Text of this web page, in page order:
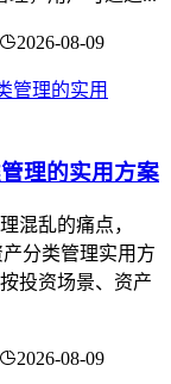
2026-08-09
理的实用方案
混乱的痛点，
分类管理实用方
投资场景、资产
2026-08-09